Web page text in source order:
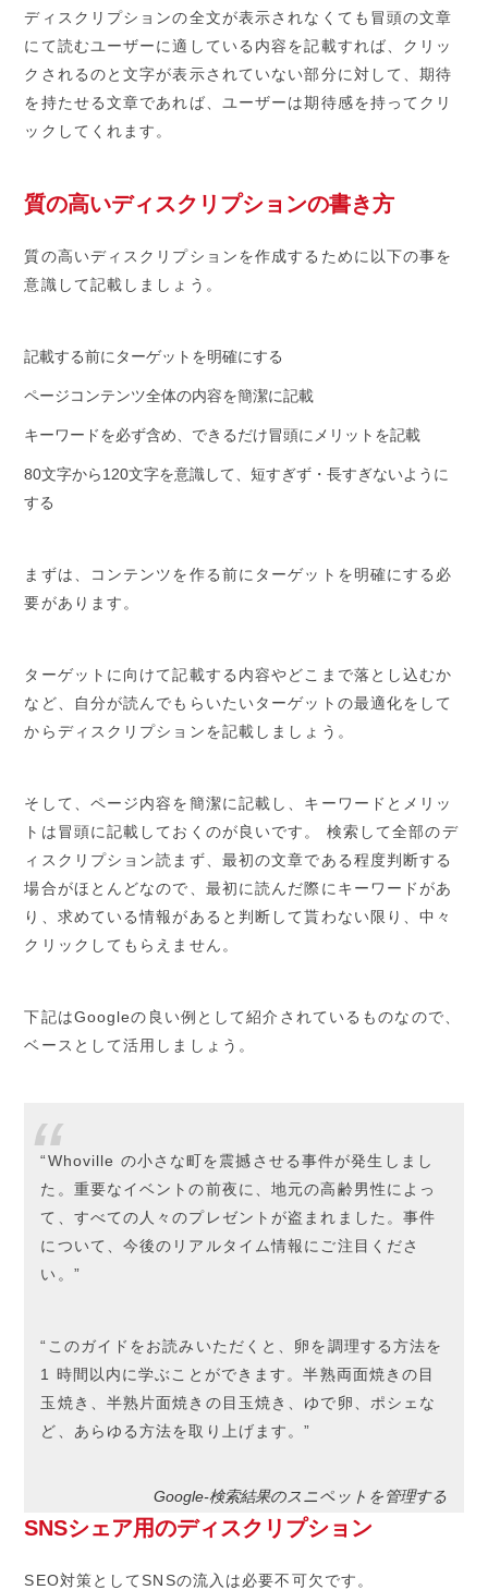
ディスクリプションの全文が表示されなくても冒頭の文章
にて読むユーザーに適している内容を記載すれば、クリッ
クされるのと文字が表示されていない部分に対して、期待
を持たせる文章であれば、ユーザーは期待感を持ってクリ
ックしてくれます。
質の高いディスクリプションの書き方
質の高いディスクリプションを作成するために以下の事を
意識して記載しましょう。
記載する前にターゲットを明確にする
ページコンテンツ全体の内容を簡潔に記載
キーワードを必ず含め、できるだけ冒頭にメリットを記載
80文字から120文字を意識して、短すぎず・長すぎないように
する
まずは、コンテンツを作る前にターゲットを明確にする必
要があります。
ターゲットに向けて記載する内容やどこまで落とし込むか
など、自分が読んでもらいたいターゲットの最適化をして
からディスクリプションを記載しましょう。
そして、ページ内容を簡潔に記載し、キーワードとメリッ
トは冒頭に記載しておくのが良いです。 検索して全部のデ
ィスクリプション読まず、最初の文章である程度判断する
場合がほとんどなので、最初に読んだ際にキーワードがあ
り、求めている情報があると判断して貰わない限り、中々
クリックしてもらえません。
下記はGoogleの良い例として紹介されているものなので、
ベースとして活用しましょう。
“Whoville の小さな町を震撼させる事件が発生しまし
た。重要なイベントの前夜に、地元の高齢男性によっ
て、すべての人々のプレゼントが盗まれました。事件
について、今後のリアルタイム情報にご注目くださ
い。”
“このガイドをお読みいただくと、卵を調理する方法を
1 時間以内に学ぶことができます。半熟両面焼きの目
玉焼き、半熟片面焼きの目玉焼き、ゆで卵、ポシェな
ど、あらゆる方法を取り上げます。”
Google-検索結果のスニペットを管理する
SNSシェア用のディスクリプション
SEO対策としてSNSの流入は必要不可欠です。